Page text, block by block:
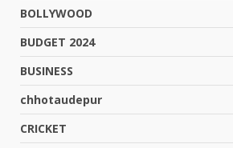
BOLLYWOOD
BUDGET 2024
BUSINESS
chhotaudepur
CRICKET